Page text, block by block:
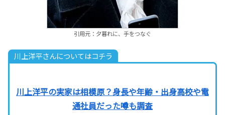
引用元：夕暮れに、手をつなぐ
川上洋平さんについてはコチラ
川上洋平の実家は相模原？身長や年齢・出身高校や電
通社員だった噂も調査